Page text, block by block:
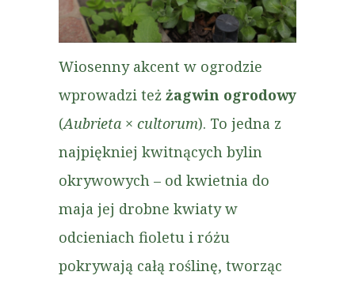
Wiosenny akcent w ogrodzie
wprowadzi też żagwin ogrodowy
(Aubrieta × cultorum). To jedna z
najpiękniej kwitnących bylin
okrywowych – od kwietnia do
maja jej drobne kwiaty w
odcieniach fioletu i różu
pokrywają całą roślinę, tworząc